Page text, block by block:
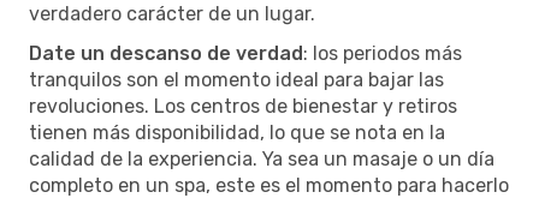
verdadero carácter de un lugar.
Date un descanso de verdad: los periodos más
tranquilos son el momento ideal para bajar las
revoluciones. Los centros de bienestar y retiros
tienen más disponibilidad, lo que se nota en la
calidad de la experiencia. Ya sea un masaje o un día
completo en un spa, este es el momento para hacerlo